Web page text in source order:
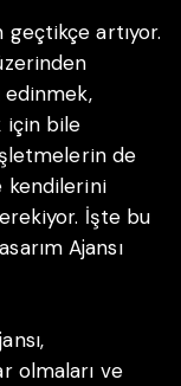
geçtikçe artıyor.
edinmek,
için bile
de
kendilerini
İşte bu
Ajansı
olmaları ve